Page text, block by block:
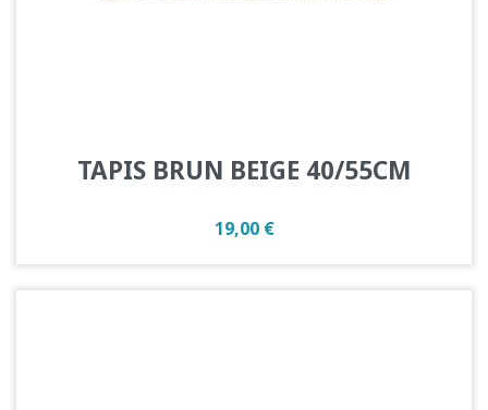
TAPIS BRUN BEIGE 40/55CM
Prix
19,00 €